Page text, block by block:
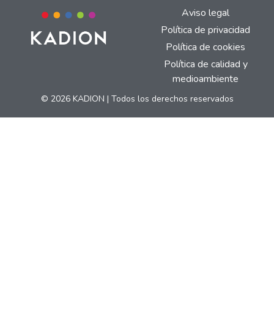
Aviso legal
Política de privacidad
Política de cookies
Política de calidad y
medioambiente
© 2026 KADION | Todos los derechos reservados